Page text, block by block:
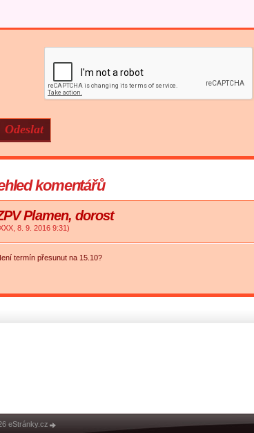
komentářů
Plamen, dorost
8. 9. 2016 9:31)
termín přesunut na 15.10?
eStránky.cz